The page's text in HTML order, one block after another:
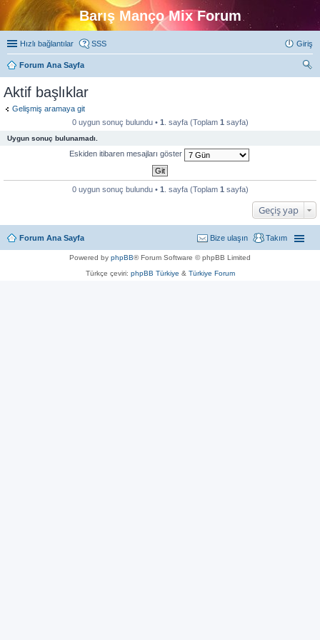
Barış Manço Mix Forum
Hızlı bağlantılar SSS Giriş
Forum Ana Sayfa
Aktif başlıklar
Gelişmiş aramaya git
0 uygun sonuç bulundu • 1 . sayfa (Toplam 1 sayfa)
Uygun sonuç bulunamadı.
Eskiden itibaren mesajları göster
0 uygun sonuç bulundu • 1 . sayfa (Toplam 1 sayfa)
Geçiş yap
Forum Ana Sayfa Takım
Bize ulaşın
Powered by phpBB® Forum Software © phpBB Limited
Türkçe çeviri: phpBB Türkiye & Türkiye Forum